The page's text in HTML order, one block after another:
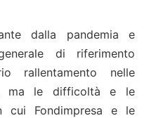
dalla pandemia e
di riferimento
rallentamento nelle
ma le difficoltà e le
cui Fondimpresa e le